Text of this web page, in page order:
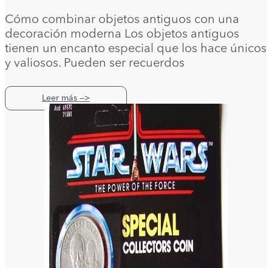
Cómo combinar objetos antiguos con una
decoración moderna Los objetos antiguos
tienen un encanto especial que los hace únicos
y valiosos. Pueden ser recuerdos
Leer más —>